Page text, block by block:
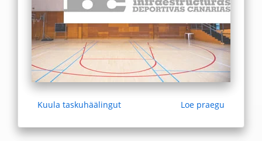
Kuula taskuhäälingut Loe praegu